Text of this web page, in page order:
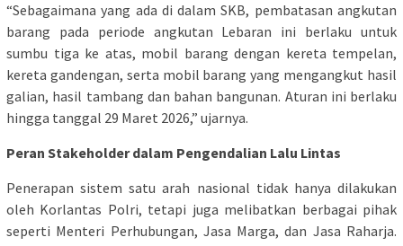
“Sebagaimana yang ada di dalam SKB, pembatasan angkutan
barang pada periode angkutan Lebaran ini berlaku untuk
sumbu tiga ke atas, mobil barang dengan kereta tempelan,
kereta gandengan, serta mobil barang yang mengangkut hasil
galian, hasil tambang dan bahan bangunan. Aturan ini berlaku
hingga tanggal 29 Maret 2026,” ujarnya.
Peran Stakeholder dalam Pengendalian Lalu Lintas
Penerapan sistem satu arah nasional tidak hanya dilakukan
oleh Korlantas Polri, tetapi juga melibatkan berbagai pihak
seperti Menteri Perhubungan, Jasa Marga, dan Jasa Raharja.